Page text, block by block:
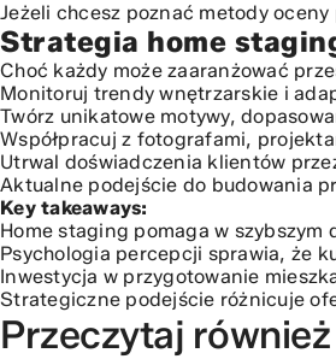
Jeżeli chcesz poznać metody
Strategia home
Choć każdy może zaaranżować
Monitoruj trendy wnętrzarskie i
Twórz unikatowe motywy,
Współpracuj z fotografami,
Utrwal doświadczenia klientów
Aktualne podejście do budowania
Key takeaways:
Home staging pomaga w
Psychologia percepcji sprawia, że
Inwestycja w przygotowanie
Strategiczne podejście różnicuje
Przeczytaj również